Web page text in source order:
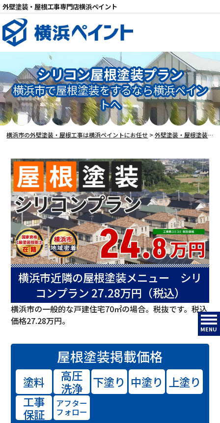
外壁塗装・屋根工事専門店横浜ペイント
電話
MENU
シリコン屋根塗装プラン
横浜市で屋根塗装をするなら横浜ペイン
トへ
横浜市の外壁塗装・屋根工事は横浜ペイントにお任せ >外壁塗装・屋根塗装メニュー
横浜市近隣の屋根塗装メニュー シリ
コンプラン 27.28万円（税込）
横浜市の一般的な戸建住宅70㎡の場合。税抜です。税込
価格27.28万円。
屋根塗装掲載価格
塗料
高圧
洗浄
下塗り 中塗り 上塗り
工事
保証
アフター
フォロー